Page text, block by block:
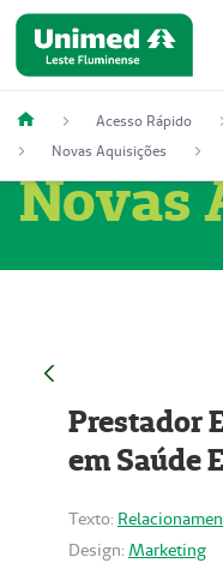
Acesso Rápido
Novas Aquisições
Novas
Prestador
em Saúde
Texto:
Design: Marketing